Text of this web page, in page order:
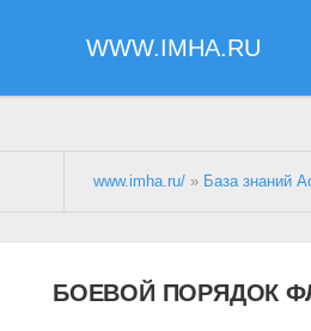
head.php"}
WWW.IMHA.RU
www.imha.ru/ » База знаний
БОЕВОЙ ПОРЯДОК